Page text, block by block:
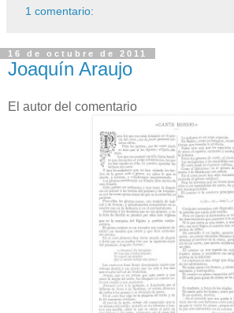
1 comentario:
16 de octubre de 2011
Joaquín Araujo
El autor del comentario